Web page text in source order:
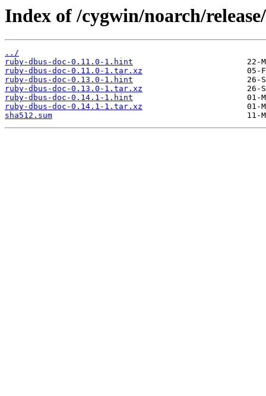
Index of /cygwin/noarch/
../
ruby-dbus-doc-0.11.0-1.hint
ruby-dbus-doc-0.11.0-1.tar.xz
ruby-dbus-doc-0.13.0-1.hint
ruby-dbus-doc-0.13.0-1.tar.xz
ruby-dbus-doc-0.14.1-1.hint
ruby-dbus-doc-0.14.1-1.tar.xz
sha512.sum